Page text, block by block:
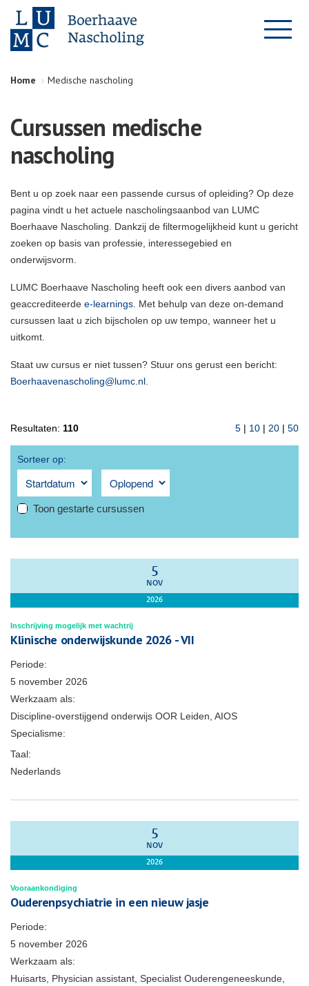
Home Medische nascholing
Cursussen medische
nascholing
Bent u op zoek naar een passende cursus of opleiding? Op deze
pagina vindt u het actuele nascholingsaanbod van LUMC
Boerhaave Nascholing. Dankzij de filtermogelijkheid kunt u gericht
zoeken op basis van professie, interessegebied en
onderwijsvorm.
LUMC Boerhaave Nascholing heeft ook een divers aanbod van
geaccrediteerde e-learnings . Met behulp van deze on-demand
cursussen laat u zich bijscholen op uw tempo, wanneer het u
uitkomt.
Staat uw cursus er niet tussen? Stuur ons gerust een bericht:
Boerhaavenascholing@lumc.nl
Resultaten: 110 5 | 10 | 20 | 50
Sorteer op:
Toon gestarte cursussen
5
NOV
2026
Inschrijving mogelijk met wachtrij
Klinische onderwijskunde 2026 - VII
Periode:
5 november 2026
Werkzaam als:
Discipline-overstijgend onderwijs OOR Leiden, AIOS
Specialisme:
Taal:
Nederlands
5
NOV
2026
Vooraankondiging
Ouderenpsychiatrie in een nieuw jasje
Periode:
5 november 2026
Werkzaam als:
Huisarts, Physician assistant, Specialist Ouderengeneeskunde,